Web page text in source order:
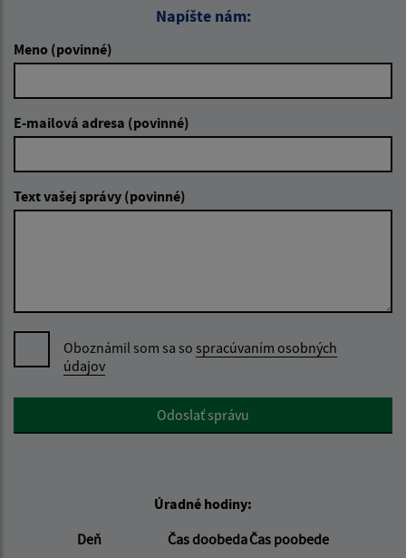
Napíšte nám:
Meno (povinné)
E-mailová adresa (povinné)
Text vašej správy (povinné)
Oboznámil som sa so spracúvaním osobných
údajov
Google reCaptcha ResponseOdoslať správu
Úradné hodiny:
Deň
Čas doobedaČas poobede